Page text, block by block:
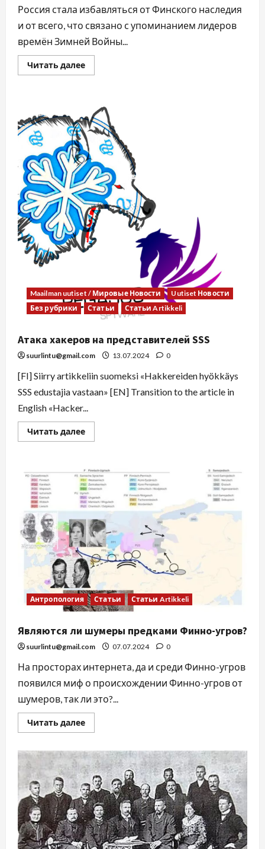
Россия стала избавляться от Финского наследия
и от всего, что связано с упоминанием лидеров
времён Зимней Войны...
Читать далее
Maailman uutiset / Мировые Новости
Uutiset Новости
Без рубрики
Статьи Статьи Artikkeli
Атака хакеров на представителей SSS
suurlintu@gmail.com 13.07.2024 0
[FI] Siirry artikkeliin suomeksi «Hakkereiden hyökkäys
SSS edustajia vastaan» [EN] Transition to the article in
English «Hacker...
Читать далее
Антропология Статьи Статьи Artikkeli
Являются ли шумеры предками Финно-угров?
suurlintu@gmail.com 07.07.2024 0
На просторах интернета, да и среди Финно-угров
появился миф о происхождении Финно-угров от
шумеров, так ли это?...
Читать далее